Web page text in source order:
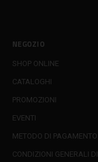
NEGOZIO
SHOP ONLINE
CATALOGHI
PROMOZIONI
EVENTI
METODO DI PAGAMENTO
CONDIZIONI GENERALI DI